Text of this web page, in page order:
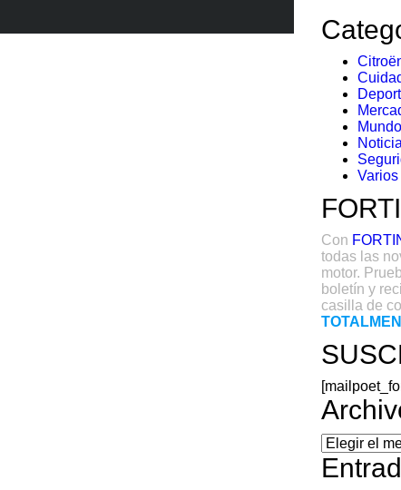
Varios
Con
todas las
motor.
boletín y
casilla de
Archivo